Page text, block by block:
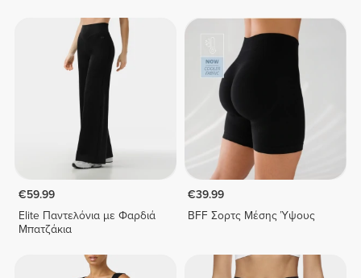
€59.99
Elite Παντελόνια με Φαρδιά
Μπατζάκια
€39.99
BFF Σορτς Μέσης Ύψους